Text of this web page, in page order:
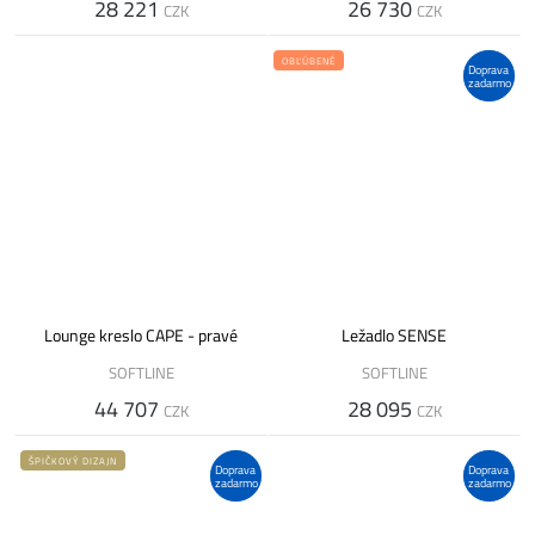
28 221 CZK 26 730 CZK
Lounge kreslo CAPE - pravé
SOFTLINE
44 707 CZK
Doprava
zadarmo
OBĽÚBENÉ
Ležadlo SENSE
SOFTLINE
28 095 CZK
Doprava
zadarmo
ŠPIČKOVÝ DIZAJN Doprava
zadarmo